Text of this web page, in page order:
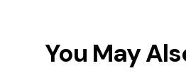
You May